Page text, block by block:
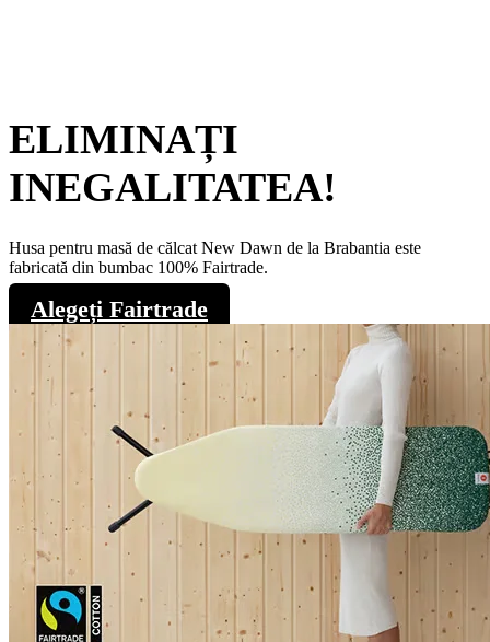
ELIMINAȚI
INEGALITATEA!
Husa pentru masă de călcat New Dawn de la Brabantia este
fabricată din bumbac 100% Fairtrade.
Alegeți Fairtrade